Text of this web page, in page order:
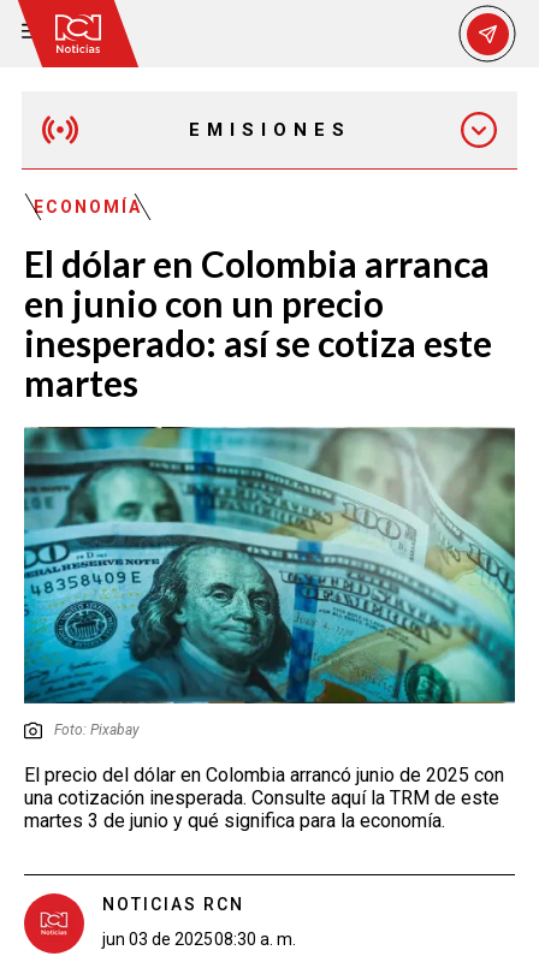
EMISIONES
EMISIÓN 12:30 PM
EMISIÓN 7:00 PM
EMISIÓN 11:30 PM
ECONOMÍA
El dólar en Colombia arranca
en junio con un precio
inesperado: así se cotiza este
martes
Foto: Pixabay
El precio del dólar en Colombia arrancó junio de 2025 con
una cotización inesperada. Consulte aquí la TRM de este
martes 3 de junio y qué significa para la economía.
NOTICIAS RCN
jun 03 de 202508:30 a. m.